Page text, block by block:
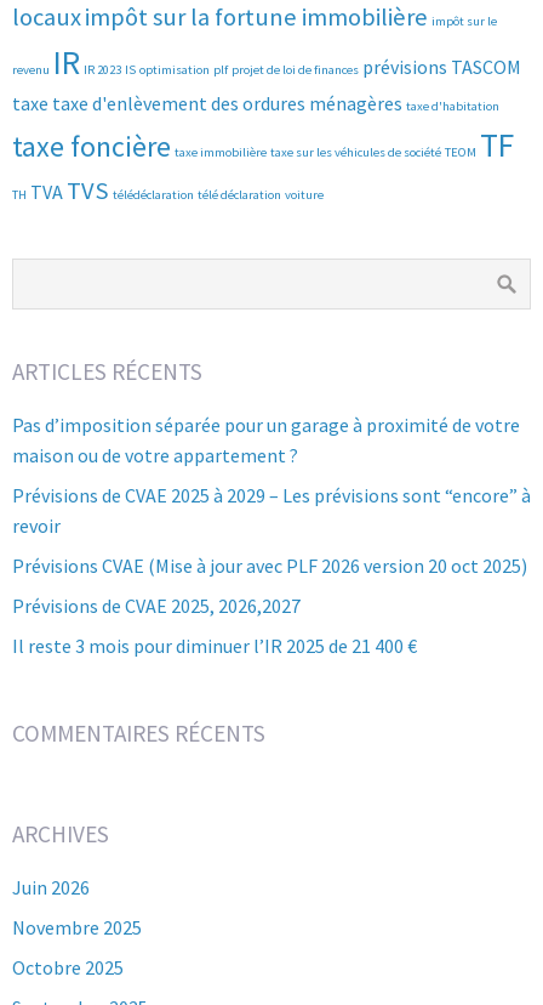
locauximpôt sur la fortune immobilière impôt sur le
revenu IR IR 2023 IS optimisation plf projet de loi de finances prévisions TASCOM
taxe taxe d'enlèvement des ordures ménagères taxe d'habitation
taxe foncière taxe immobilière taxe sur les véhicules de société TEOM TF
TH TVA TVS télédéclaration télé déclaration voiture
ARTICLES RÉCENTS
Pas d’imposition séparée pour un garage à proximité de votre
maison ou de votre appartement ?
Prévisions de CVAE 2025 à 2029 – Les prévisions sont “encore” à
revoir
Prévisions CVAE (Mise à jour avec PLF 2026 version 20 oct 2025)
Prévisions de CVAE 2025, 2026,2027
Il reste 3 mois pour diminuer l’IR 2025 de 21 400 €
COMMENTAIRES RÉCENTS
ARCHIVES
Juin 2026
Novembre 2025
Octobre 2025